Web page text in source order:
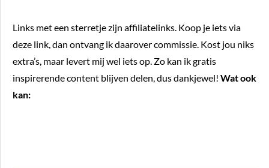
Links met een sterretje zijn affiliatelinks. Koop je iets via
deze link, dan ontvang ik daarover commissie. Kost jou niks
extra’s, maar levert mij wel iets op. Zo kan ik gratis
inspirerende content blijven delen, dus dankjewel! Wat ook
kan: